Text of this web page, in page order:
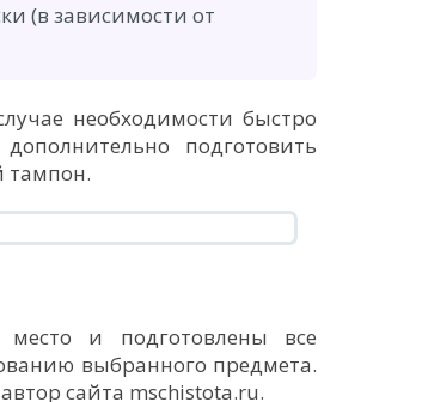
(в зависимости от
необходимости быстро
подготовить
тампон.
место и подготовлены все
выбранного предмета.
сайта mschistota.ru.